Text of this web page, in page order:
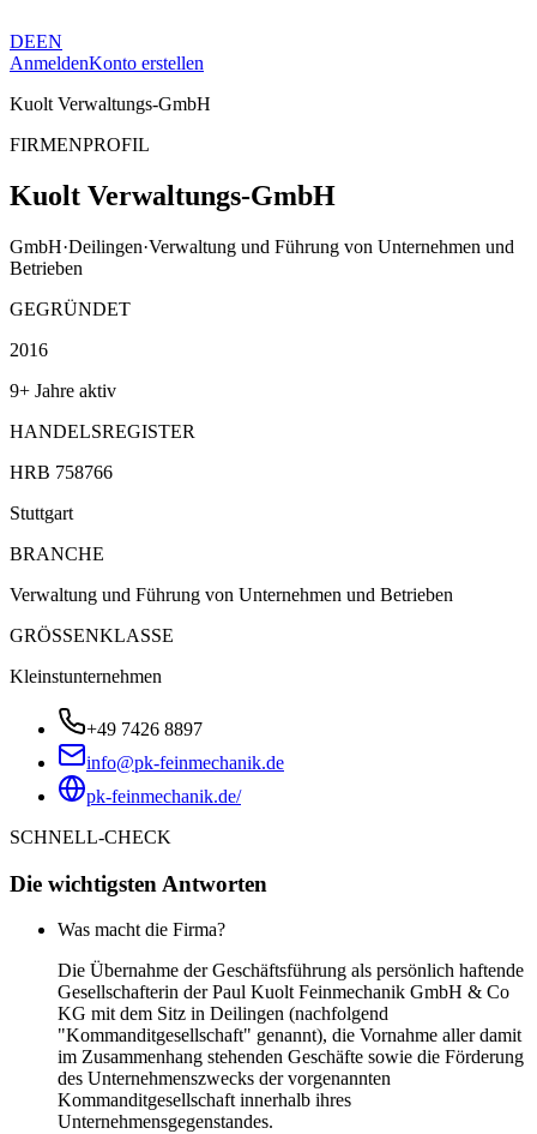
DEEN
AnmeldenKonto erstellen
Kuolt Verwaltungs-GmbH
FIRMENPROFIL
Kuolt Verwaltungs-GmbH
GmbH·Deilingen·Verwaltung und Führung von Unternehmen und
Betrieben
GEGRÜNDET
2016
9+ Jahre aktiv
HANDELSREGISTER
HRB 758766
Stuttgart
BRANCHE
Verwaltung und Führung von Unternehmen und Betrieben
GRÖSSENKLASSE
Kleinstunternehmen
+49 7426 8897
info@pk-feinmechanik.de
pk-feinmechanik.de/
SCHNELL-CHECK
Die wichtigsten Antworten
Was macht die Firma?
Die Übernahme der Geschäftsführung als persönlich haftende
Gesellschafterin der Paul Kuolt Feinmechanik GmbH & Co
KG mit dem Sitz in Deilingen (nachfolgend
"Kommanditgesellschaft" genannt), die Vornahme aller damit
im Zusammenhang stehenden Geschäfte sowie die Förderung
des Unternehmenszwecks der vorgenannten
Kommanditgesellschaft innerhalb ihres
Unternehmensgegenstandes.